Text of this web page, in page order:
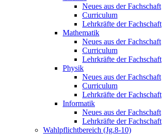
Neues aus der Fachschaft
Curriculum
Lehrkräfte der Fachschaft
Mathematik
Neues aus der Fachschaft
Curriculum
Lehrkräfte der Fachschaft
Physik
Neues aus der Fachschaft
Curriculum
Lehrkräfte der Fachschaft
Informatik
Neues aus der Fachschaft
Lehrkräfte der Fachschaft
Wahlpflichtbereich (Jg.8-10)